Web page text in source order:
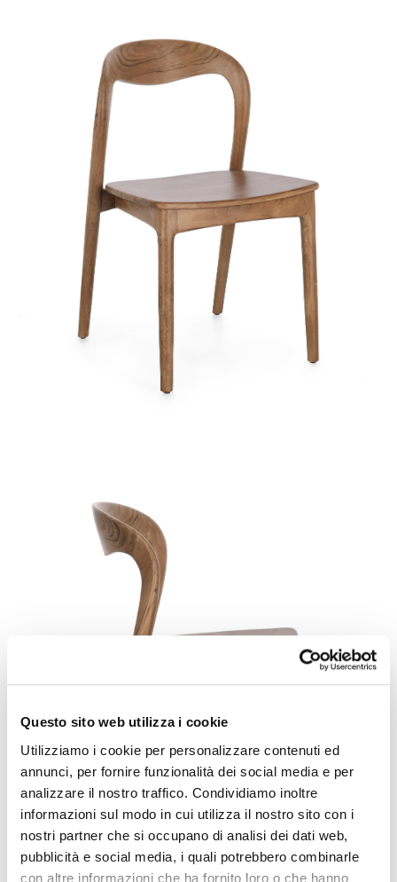
Questo sito web utilizza i cookie
Utilizziamo i cookie per personalizzare contenuti ed
annunci, per fornire funzionalità dei social media e per
analizzare il nostro traffico. Condividiamo inoltre
informazioni sul modo in cui utilizza il nostro sito con i
nostri partner che si occupano di analisi dei dati web,
pubblicità e social media, i quali potrebbero combinarle
con altre informazioni che ha fornito loro o che hanno